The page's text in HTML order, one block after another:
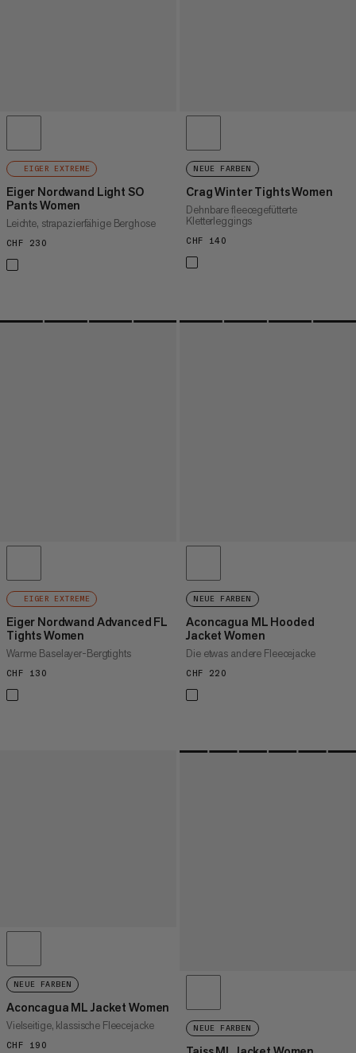
EIGER EXTREME
Eiger Nordwand Light SO
Pants Women
Leichte, strapazierfähige Berghose
CHF 230
NEUE FARBEN
Crag Winter Tights Women
Dehnbare fleecegefütterte
Kletterleggings
CHF 140
EIGER EXTREME
Eiger Nordwand Advanced FL
Tights Women
Warme Baselayer-Bergtights
CHF 130
NEUE FARBEN
Aconcagua ML Hooded
Jacket Women
Die etwas andere Fleecejacke
CHF 220
NEUE FARBEN
Aconcagua ML Jacket Women
Vielseitige, klassische Fleecejacke
CHF 190
NEUE FARBEN